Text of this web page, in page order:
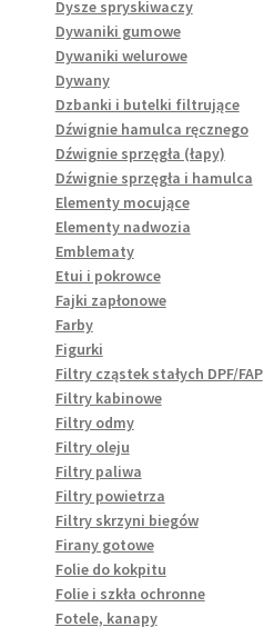
Dysze spryskiwaczy
Dywaniki gumowe
Dywaniki welurowe
Dywany
Dzbanki i butelki filtrujące
Dźwignie hamulca ręcznego
Dźwignie sprzęgła (łapy)
Dźwignie sprzęgła i hamulca
Elementy mocujące
Elementy nadwozia
Emblematy
Etui i pokrowce
Fajki zapłonowe
Farby
Figurki
Filtry cząstek stałych DPF/FAP
Filtry kabinowe
Filtry odmy
Filtry oleju
Filtry paliwa
Filtry powietrza
Filtry skrzyni biegów
Firany gotowe
Folie do kokpitu
Folie i szkła ochronne
Fotele, kanapy